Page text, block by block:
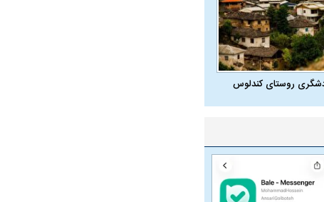
روستای کندلوس
سینا حجازی درباره